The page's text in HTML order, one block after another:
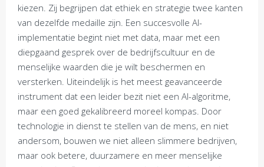
kiezen. Zij begrijpen dat ethiek en strategie twee kanten
van dezelfde medaille zijn. Een succesvolle AI-
implementatie begint niet met data, maar met een
diepgaand gesprek over de bedrijfscultuur en de
menselijke waarden die je wilt beschermen en
versterken. Uiteindelijk is het meest geavanceerde
instrument dat een leider bezit niet een AI-algoritme,
maar een goed gekalibreerd moreel kompas. Door
technologie in dienst te stellen van de mens, en niet
andersom, bouwen we niet alleen slimmere bedrijven,
maar ook betere, duurzamere en meer menselijke